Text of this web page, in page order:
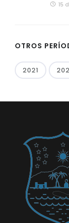
15
OTROS
2021